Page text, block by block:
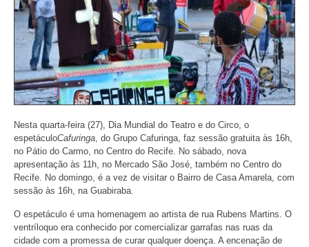
Nesta quarta-feira (27), Dia Mundial do Teatro e do Circo, o
espetáculoCafuringa, do Grupo Cafuringa, faz sessão gratuita às 16h,
no Pátio do Carmo, no Centro do Recife. No sábado, nova
apresentação às 11h, no Mercado São José, também no Centro do
Recife. No domingo, é a vez de visitar o Bairro de Casa Amarela, com
sessão às 16h, na Guabiraba.
O espetáculo é uma homenagem ao artista de rua Rubens Martins. O
ventríloquo era conhecido por comercializar garrafas nas ruas da
cidade com a promessa de curar qualquer doença. A encenação de